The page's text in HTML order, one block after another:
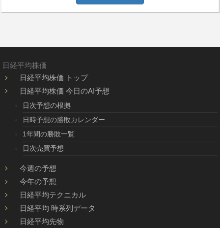
日経平均株価
日経平均株価 トップ
日経平均株価 今日のAI予想
日次予想の根拠
日時予想の勝敗カレンダー
1年間の勝敗一覧
日次売買予想
今週の予想
今年の予想
日経平均テクニカル
日経平均 時系列データ
日経平均先物